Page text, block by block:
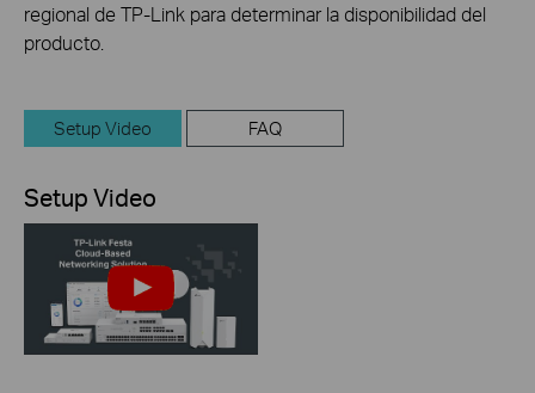
regional de TP-Link para determinar la disponibilidad del
producto.
Setup Video FAQ
Setup Video